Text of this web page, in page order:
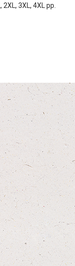
2XL, 3XL, 4XL рр.